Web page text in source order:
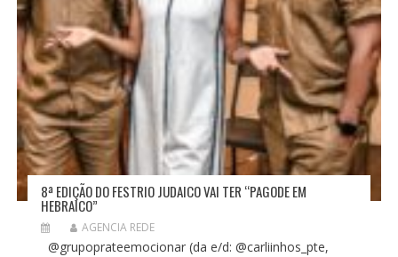
8ª EDIÇÃO DO FESTRIO JUDAICO VAI TER “PAGODE EM
HEBRAICO”
AGENCIA REDE
@grupoprateemocionar (da e/d: @carliinhos_pte,